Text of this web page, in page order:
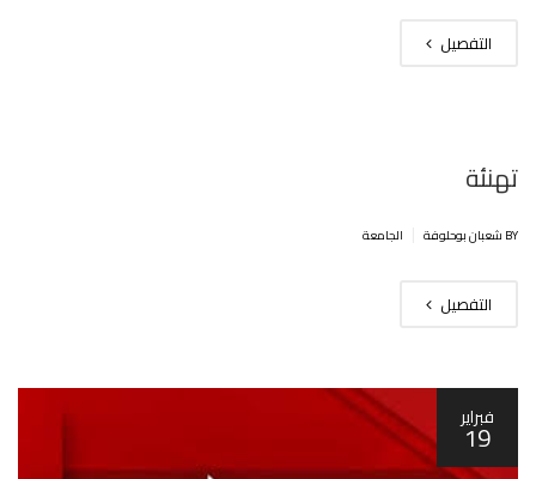
التفصيل
تهنئة
BY شعبان بوحلوفة الجامعة
التفصيل
فبراير
19